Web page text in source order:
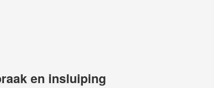
en insluiping